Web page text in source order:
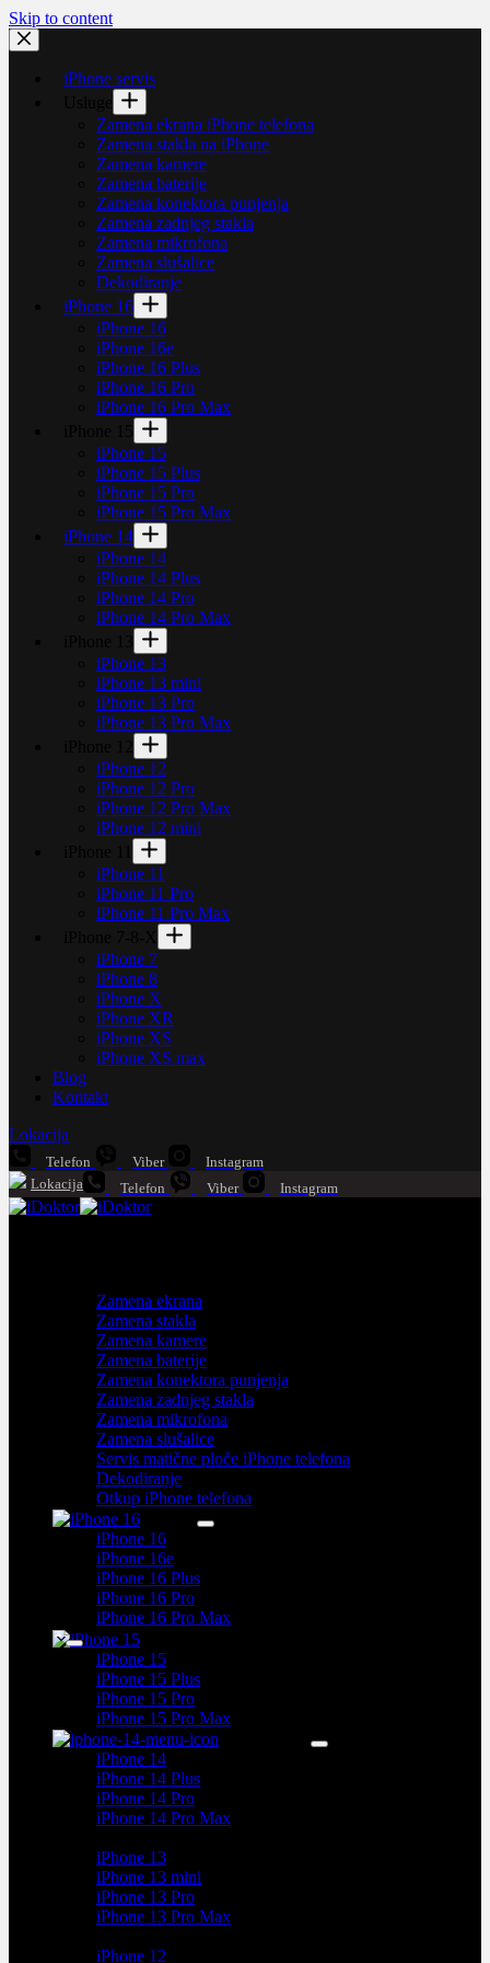
Skip to content
iPhone servis
Zamena ekrana iPhone telefona
Zamena stakla na iPhone
Zamena kamere
Zamena baterije
Zamena konektora punjenja
Zamena zadnjeg stakla
Zamena mikrofona
Zamena slušalice
Dekodiranje
iPhone 16
iPhone 16
iPhone 16e
iPhone 16 Plus
iPhone 16 Pro
iPhone 16 Pro Max
iPhone 15
iPhone 15 Plus
iPhone 15 Pro
iPhone 15 Pro Max
iPhone 14
iPhone 14
iPhone 14 Plus
iPhone 14 Pro
iPhone 14 Pro Max
iPhone 13
iPhone 13 mini
iPhone 13 Pro
iPhone 13 Pro Max
iPhone 12
iPhone 12 Pro
iPhone 12 Pro Max
iPhone 12 mini
iPhone 11
iPhone 11 Pro
iPhone 11 Pro Max
iPhone 7
iPhone 8
iPhone X
iPhone XR
iPhone XS
iPhone XS max
Blog
Kontakt
Lokacija
Telefon Viber
Instagram
Lokacija
Telefon Viber Instagram
Zamena ekrana
Zamena stakla
Zamena kamere
Zamena baterije
Zamena konektora punjenja
Zamena zadnjeg stakla
Zamena mikrofona
Zamena slušalice
Servis matične ploče iPhone telefona
Dekodiranje
Otkup iPhone telefona
iPhone 16
iPhone 16e
iPhone 16 Plus
iPhone 16 Pro
iPhone 16 Pro Max
iPhone 15
iPhone 15 Plus
iPhone 15 Pro
iPhone 15 Pro Max
iPhone 14
iPhone 14 Plus
iPhone 14 Pro
iPhone 14 Pro Max
iPhone 13
iPhone 13 mini
iPhone 13 Pro
iPhone 13 Pro Max
iPhone 12